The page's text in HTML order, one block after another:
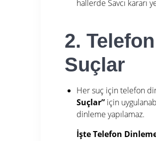
hallerde Savcı kararı
2.
Suçlar
Her suç için telefon
Suçlar” için
dinleme yapılamaz.
İşte Telefon